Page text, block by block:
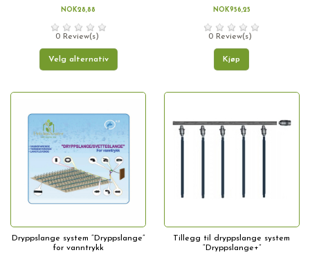
NOK28,88
0 Review(s)
Velg alternativ
NOK956,25
0 Review(s)
Kjøp
Dryppslange system “Dryppslange”
for vanntrykk
Tillegg til dryppslange system
“Dryppslange+”